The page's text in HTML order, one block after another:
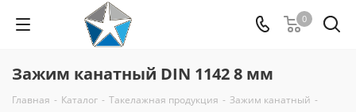
0
Зажим канатный DIN 1142 8 мм
Главная - Каталог - Такелажная продукция - Зажим канатный -